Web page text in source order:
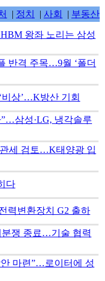
| 정치 | 사회 | 부동산
왕좌 노리는 삼성
반격 주목…9월 ‘폴더
비상’…K방산 기회
삼성·LG, 냉각솔루
세 검토…K태양광 입
다
력변환장치 G2 출하
분쟁 종료…기술 협력
마련”…로이터에 성